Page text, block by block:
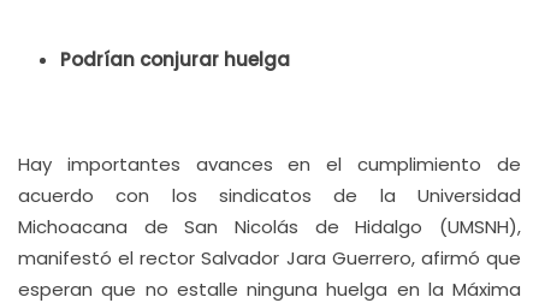
Podrían conjurar huelga
Hay importantes avances en el cumplimiento de
acuerdo con los sindicatos de la Universidad
Michoacana de San Nicolás de Hidalgo (UMSNH),
manifestó el rector Salvador Jara Guerrero, afirmó que
esperan que no estalle ninguna huelga en la Máxima